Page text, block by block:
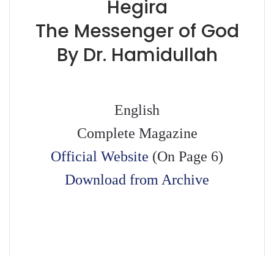
Hegira
The Messenger of God
By Dr. Hamidullah
English
Complete Magazine
Official Website (On Page 6)
Download from Archive